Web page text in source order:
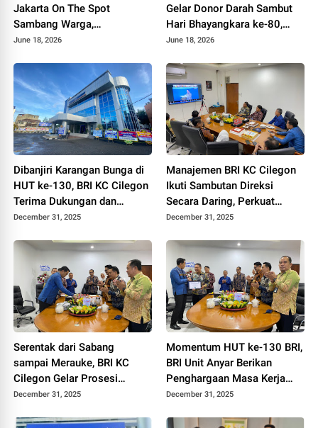
Jakarta On The Spot
Sambang Warga,
Sosialisasikan Layanan Polri
Kamtibmas
June 18, 2026
Gelar Donor Darah Sambut
Hari Bhayangkara ke-80,
Wujud Kepedulian untuk
June 18, 2026
Dibanjiri Karangan Bunga di
HUT ke-130, BRI KC Cilegon
Terima Dukungan dan
Kepercayaan Nasabah serta
December 31, 2025
Manajemen BRI KC Cilegon
Ikuti Sambutan Direksi
Secara Daring, Perkuat
Komitmen di Momentum
December 31, 2025
Serentak dari Sabang
sampai Merauke, BRI KC
Cilegon Gelar Prosesi
Potong Tumpeng Sambut
December 31, 2025
Momentum HUT ke-130 BRI,
BRI Unit Anyar Berikan
Penghargaan Masa Kerja
kepada Kepala Unit
December 31, 2025